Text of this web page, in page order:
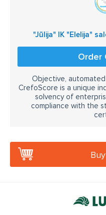
"Jūlija" IK "Elelija"
Order
Objective,
CrefoScore is a unique
solvency of
compliance with the